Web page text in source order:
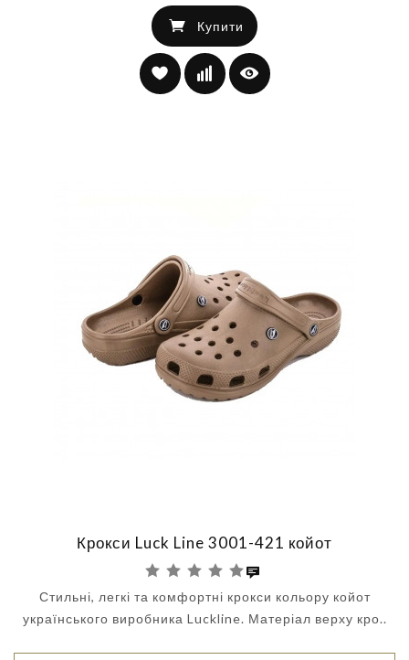
Купити
Крокси Luck Line 3001-421 койот
Стильні, легкі та комфортні крокси кольору койот
українського виробника Luckline. Матеріал верху кро..